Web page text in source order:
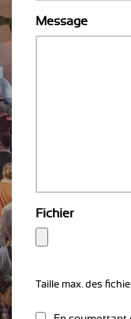
Message
Fichier
Taille max. des